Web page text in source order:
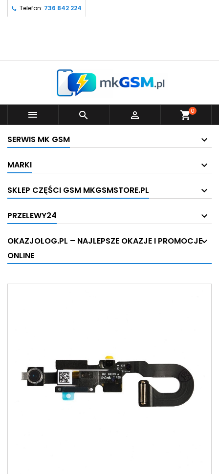
Telefon: 736 842 224
   shopping_cart0
SERWIS MK GSM
MARKI
SKLEP CZĘŚCI GSM MKGSMSTORE.PL
PRZELEWY24
OKAZJOLOG.PL – NAJLEPSZE OKAZJE I PROMOCJE
ONLINE